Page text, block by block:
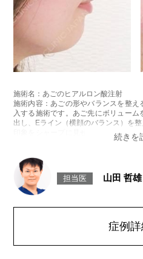
施術名：あごのヒアルロン酸注射
施術内容：あごの形やバランスを整
入する施術です。あご先にボリュー
出し、Eライン（横顔のバランス）を
印象をシャープに見せたい方や、あ
リスク、副作用：施術後に腫れ、赤
生じることがありますが、通常は数日
た、稀にアレルギー反応、細菌感染
結節が生じる可能性があります。施術
費用：
レスチレンリフト※横浜院限定 76,800
クレヴィエルコントア 109,800円(税込)
担当医 山田 哲雄
症例